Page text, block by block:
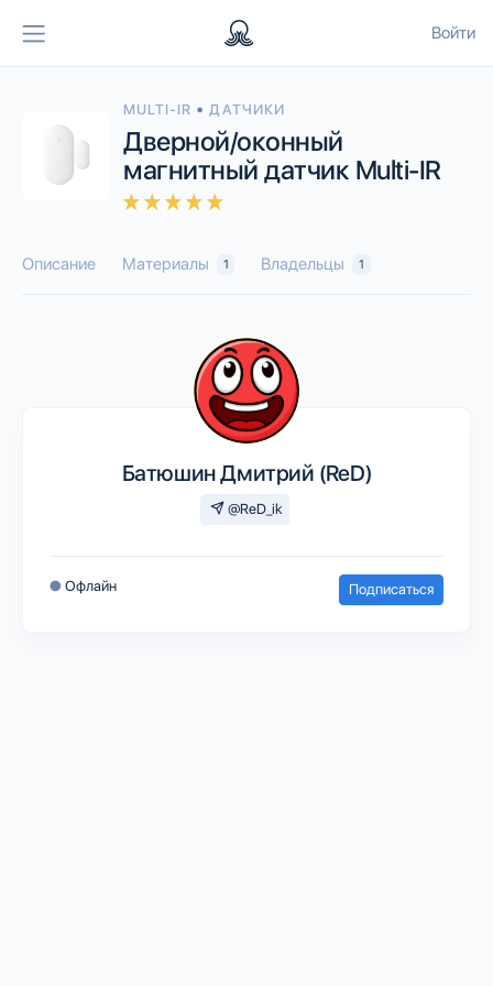
Войти
MULTI-IR • ДАТЧИКИ
Дверной/оконный
магнитный датчик Multi-IR
Описание Материалы 1 Владельцы 1
Батюшин Дмитрий (ReD)
@ReD_ik
● Офлайн Подписаться